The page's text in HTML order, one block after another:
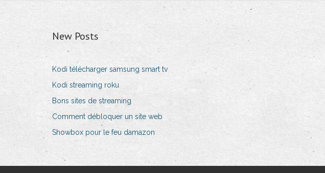
New Posts
Kodi télécharger samsung smart tv
Kodi streaming roku
Bons sites de streaming
Comment débloquer un site web
Showbox pour le feu damazon